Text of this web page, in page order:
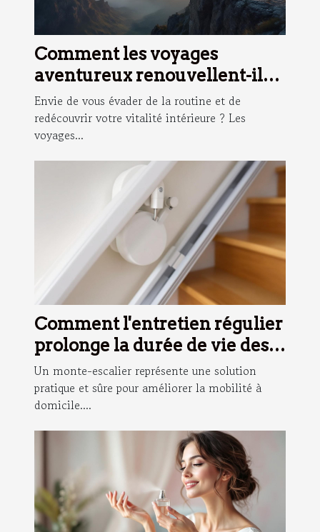
Comment les voyages
aventureux renouvellent-ils
l'esprit ?
Envie de vous évader de la routine et de
redécouvrir votre vitalité intérieure ? Les
voyages...
Comment l'entretien régulier
prolonge la durée de vie des
monte-escaliers ?
Un monte-escalier représente une solution
pratique et sûre pour améliorer la mobilité à
domicile....